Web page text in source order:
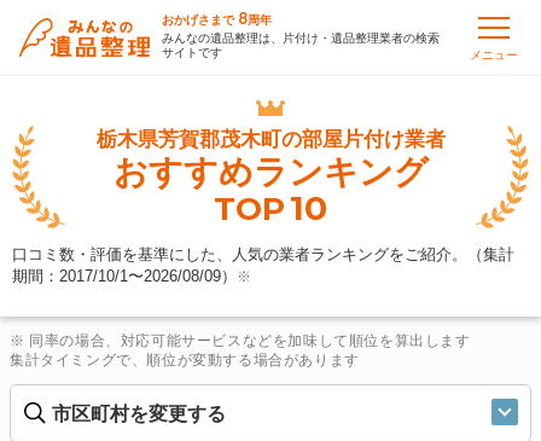
おかげさまで 8周年
みんなの遺品整理は、片付け・遺品整理業者の検索
サイトです
メニュー
栃木県芳賀郡茂木町の部屋片付け業者
おすすめランキング
TOP10
口コミ数・評価を基準にした、人気の業者ランキングをご紹介。（集計
期間：2017/10/1〜2026/08/09） ※
※ 同率の場合、対応可能サービスなどを加味して順位を算出します
集計タイミングで、順位が変動する場合があります
市区町村を変更する